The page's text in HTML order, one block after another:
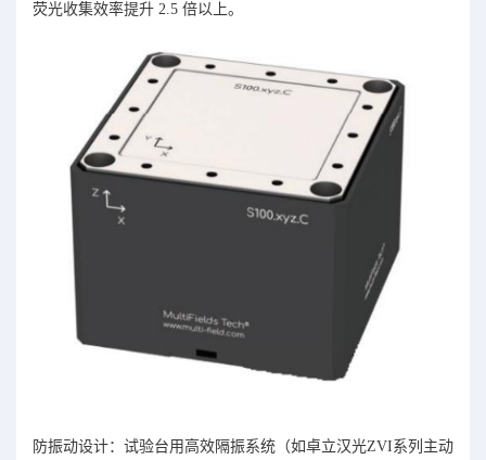
荧光收集效率提升 2.5 倍以上。
防振动设计：试验台用高效隔振系统（如卓立汉光ZVI系列主动